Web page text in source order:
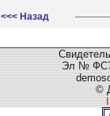
<<< Назад
Эл №
©